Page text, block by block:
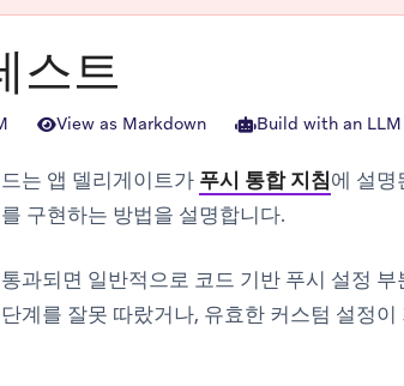
스트
View as Markdown Build with an LLM
는 앱 델리게이트가 푸시 통합 지침에 설명
구현하는 방법을 설명합니다.
과되면 일반적으로 코드 기반 푸시 설정
계를 잘못 따랐거나, 유효한 커스텀 설정